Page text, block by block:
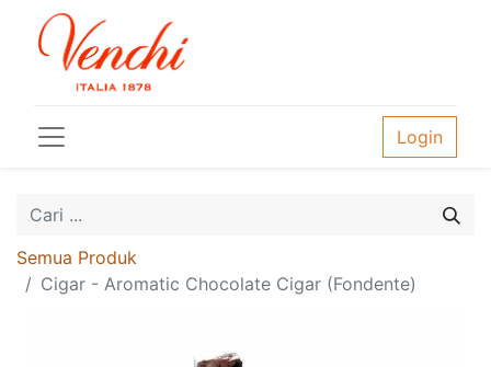
Login
Semua Produk
Cigar - Aromatic Chocolate Cigar (Fondente)